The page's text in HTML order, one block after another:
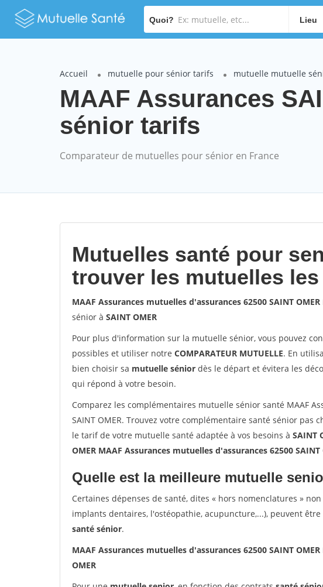
Quoi? Lieu
Accueil mutuelle pour sénior tarifs mutuelle mutuelle
MAAF Assurances
sénior tarifs
Comparateur de mutuelles pour sénior en France
Mutuelles santé pour
trouver les mutuelles
MAAF Assurances mutuelles d'assurances 62500 SAINT OMER
sénior à SAINT OMER
Pour plus d'information sur la mutuelle sénior, vous pouvez
possibles et utiliser notre COMPARATEUR MUTUELLE. En
bien choisir sa mutuelle sénior dès le départ et évitera les
qui répond à votre besoin.
Comparez les complémentaires mutuelle sénior santé MAAF
SAINT OMER. Trouvez votre complémentaire santé sénior pas
le tarif de votre mutuelle santé adaptée à vos besoins à SAINT
OMER MAAF Assurances mutuelles d'assurances 62500 SAINT
Quelle est la meilleure mutuelle
Certaines dépenses de santé, dites « hors nomenclatures »
implants dentaires, l'ostéopathie, acupuncture,...), peuvent
santé sénior.
MAAF Assurances mutuelles d'assurances 62500 SAINT OMER
OMER